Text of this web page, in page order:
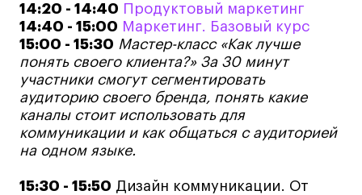
Условия поступления
Стоимость обучения
Иностранным студентам
График учебного года
Вопросы и ответы
14:20 - 14:40 Продуктовый маркетинг
14:40 - 15:00 Маркетинг. Базовый курс
15:00 - 15:30 Мастер-класс «Как лучше
понять своего клиента?»За 30 минут
участники смогут сегментировать
аудиторию своего бренда, понять какие
каналы стоит использовать для
коммуникации и как общаться с аудиторией
на одном языке.
15:30 - 15:50 Дизайн коммуникации. От